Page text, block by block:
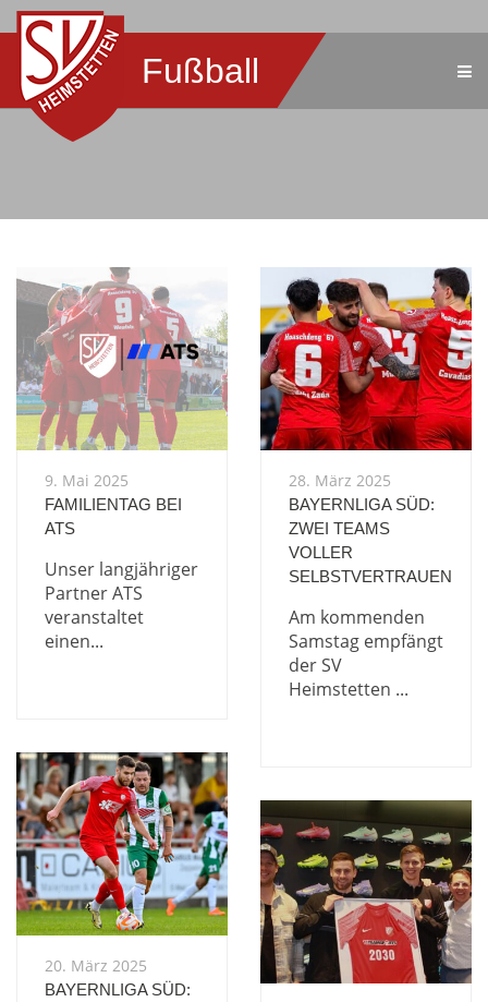
Fußball
9. Mai 2025
FAMILIENTAG BEI
ATS
Unser langjähriger
Partner ATS
veranstaltet
einen...
28. März 2025
BAYERNLIGA SÜD:
ZWEI TEAMS
VOLLER
SELBSTVERTRAUEN
Am kommenden
Samstag empfängt
der SV
Heimstetten ...
20. März 2025
BAYERNLIGA SÜD: